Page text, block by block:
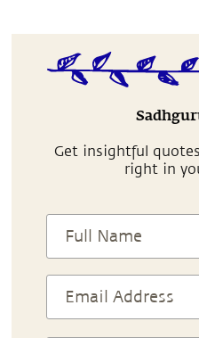
Get insightful
right in